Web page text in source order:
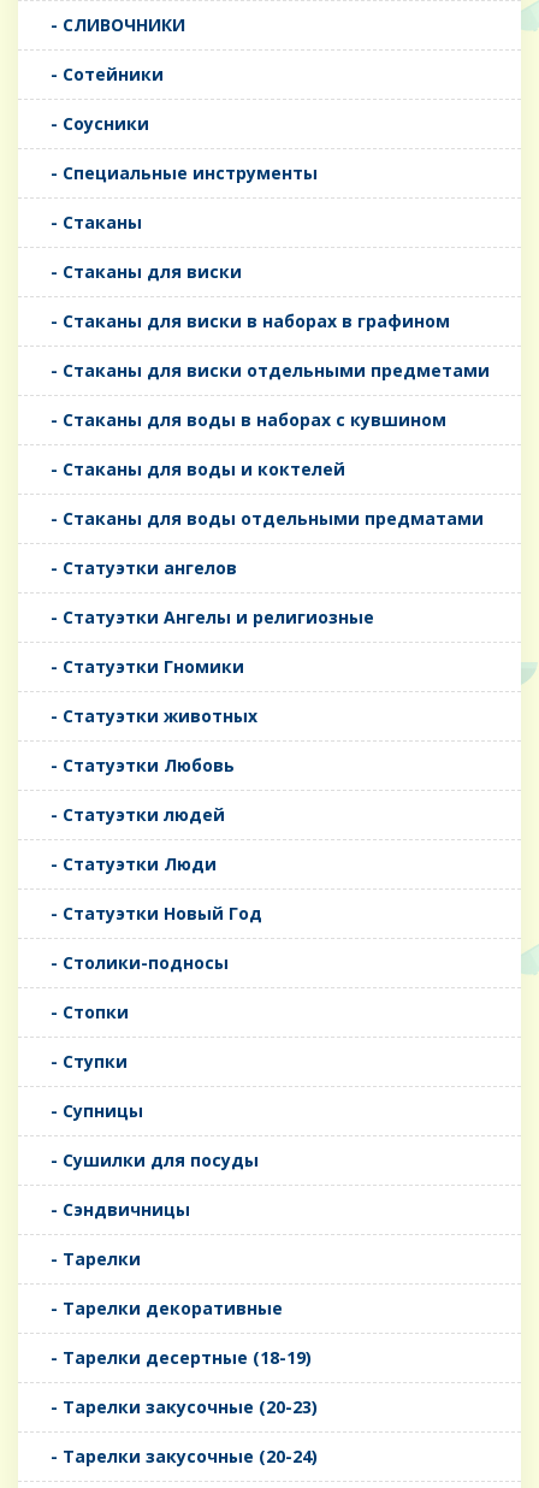
- СЛИВОЧНИКИ
- Сотейники
- Соусники
- Специальные инструменты
- Стаканы
- Стаканы для виски
- Стаканы для виски в наборах в графином
- Стаканы для виски отдельными предметами
- Стаканы для воды в наборах с кувшином
- Стаканы для воды и коктелей
- Стаканы для воды отдельными предматами
- Статуэтки ангелов
- Статуэтки Ангелы и религиозные
- Статуэтки Гномики
- Статуэтки животных
- Статуэтки Любовь
- Статуэтки людей
- Статуэтки Люди
- Статуэтки Новый Год
- Столики-подносы
- Стопки
- Ступки
- Супницы
- Сушилки для посуды
- Сэндвичницы
- Тарелки
- Тарелки декоративные
- Тарелки десертные (18-19)
- Тарелки закусочные (20-23)
- Тарелки закусочные (20-24)